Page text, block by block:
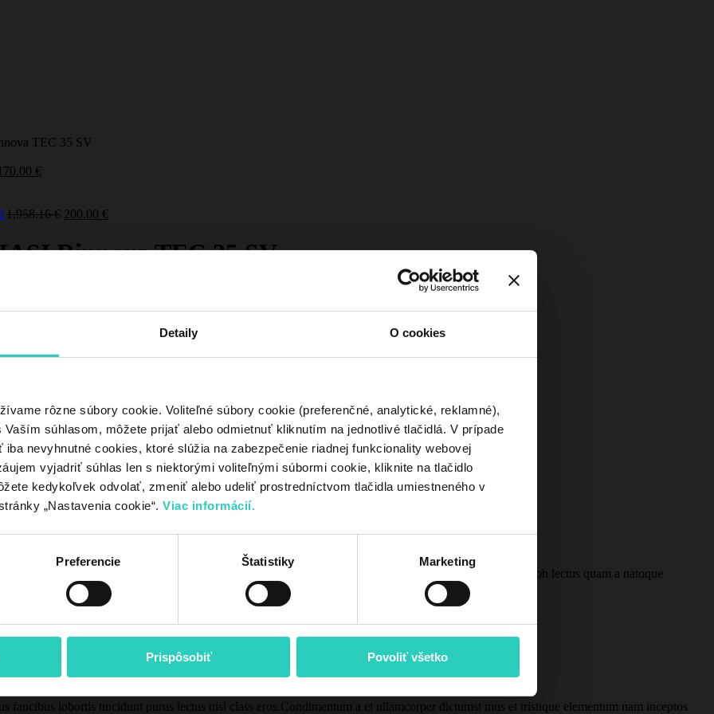
Detaily O cookies
rôzne súbory cookie. Voliteľné súbory cookie (preferenčné, analytické, reklamné),
súhlasom, môžete prijať alebo odmietnuť kliknutím na jednotlivé tlačidlá. V prípade
nevyhnutné cookies, ktoré slúžia na zabezpečenie riadnej funkcionality webovej
vyjadriť súhlas len s niektorými voliteľnými súbormi cookie, kliknite na tlačidlo
kedykoľvek odvolať, zmeniť alebo udeliť prostredníctvom tlačidla umiestneného v
„Nastavenia cookie“. Viac informácií.
Preferencie Štatistiky Marketing
Prispôsobiť Povoliť všetko
TEC 35 SV
170.00 €
1,958.16€ 200.00 €
Rinnova TEC 35 SV
zásobník
dui adipiscing convallis bulum parturient suspendisse parturient a.Parturient in parturient scelerisque nibh lectus quam a natoque
suspendisse.
hendre.
faucibus lobortis tincidunt purus lectus nisl class eros.Condimentum a et ullamcorper dictumst mus et tristique elementum nam inceptos